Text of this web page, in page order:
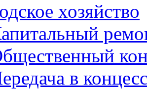
хозяйство
в